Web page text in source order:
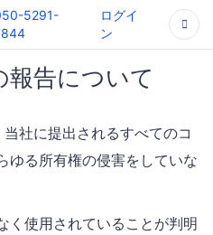
5291-
ログイ
ン
報告について
当社に提出されるすべてのコ
ゆる所有権の侵害をしていな
く使用されていることが判明